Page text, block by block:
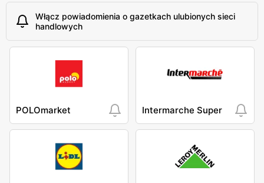
Włącz powiadomienia o gazetkach ulubionych sieci
handlowych
POLOmarket Intermarche Super